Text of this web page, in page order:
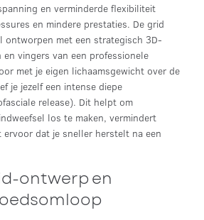
en verminderde flexibiliteit
en mindere prestaties. De grid
ontworpen met een strategisch 3D-
vingers van een professionele
met je eigen lichaamsgewicht over de
je jezelf een intense diepe
release). Dit helpt om
los te maken, vermindert
dat je sneller herstelt na een
ontwerp en